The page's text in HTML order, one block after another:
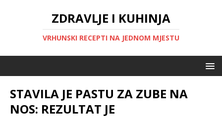
ZDRAVLJE I KUHINJA
VRHUNSKI RECEPTI NA JEDNOM MJESTU
STAVILA JE PASTU ZA ZUBE NA
NOS: REZULTAT JE